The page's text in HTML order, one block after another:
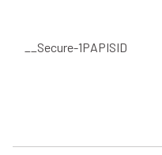
__Secure-1PAPISID